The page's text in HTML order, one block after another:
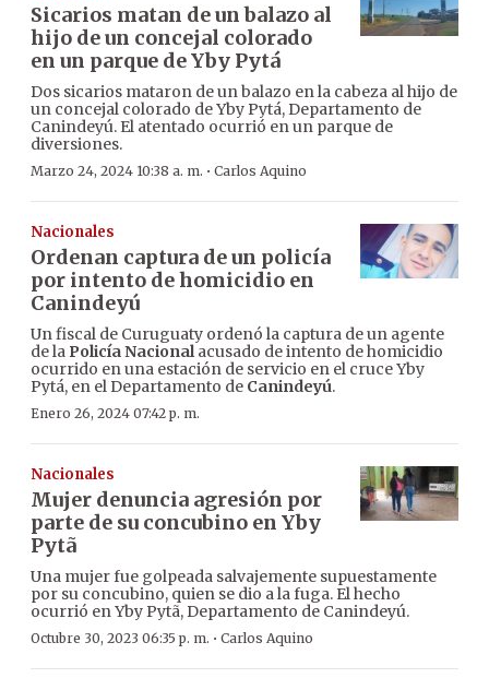
Sicarios matan de un balazo al
hijo de un concejal colorado
en un parque de Yby Pytá
Dos sicarios mataron de un balazo en la cabeza al hijo de
un concejal colorado de Yby Pytá, Departamento de
Canindeyú. El atentado ocurrió en un parque de
diversiones.
Marzo 24, 2024 10:38 a. m. · Carlos Aquino
Nacionales
Ordenan captura de un policía
por intento de homicidio en
Canindeyú
Un fiscal de Curuguaty ordenó la captura de un agente
de la Policía Nacionalacusado de intento de homicidio
ocurrido en una estación de servicio en el cruce Yby
Pytá, en el Departamento de Canindeyú.
Enero 26, 2024 07:42 p. m.
Nacionales
Mujer denuncia agresión por
parte de su concubino en Yby
Pytã
Una mujer fue golpeada salvajemente supuestamente
por su concubino, quien se dio a la fuga. El hecho
ocurrió en Yby Pytã, Departamento de Canindeyú.
Octubre 30, 2023 06:35 p. m. · Carlos Aquino